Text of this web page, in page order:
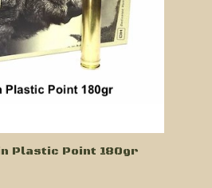
Plastic Point 180gr